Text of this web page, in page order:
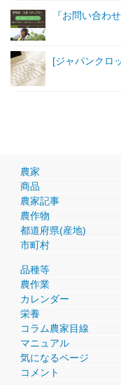
『お問い合わ
[ジャパンクロ
農家
商品
農家記事
農作物
都道府県(産地)
市町村
品種等
農作業
カレンダー
栄養
コラム農家目線
マニュアル
気になるページ
コメント